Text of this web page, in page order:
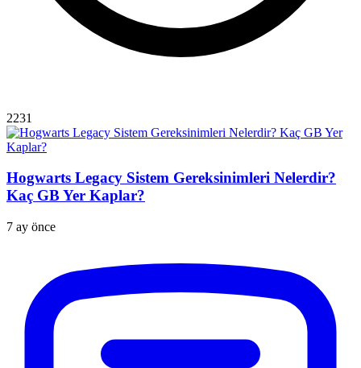
2231
Hogwarts Legacy Sistem Gereksinimleri Nelerdir?
Kaç GB Yer Kaplar?
7 ay önce